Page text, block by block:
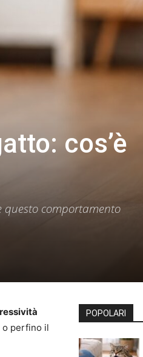
cos’è
questo comportamento
o perfino il
POPOLARI